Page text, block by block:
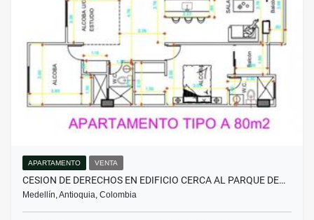
APARTAMENTO VENTA
CESION DE DERECHOS EN EDIFICIO CERCA AL PARQUE DE…
Medellín, Antioquia, Colombia